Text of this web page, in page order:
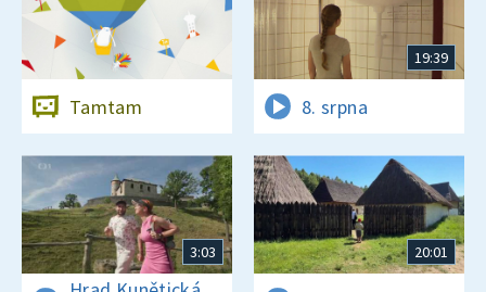
Tamtam
19:39
8. srpna
3:03 20:01